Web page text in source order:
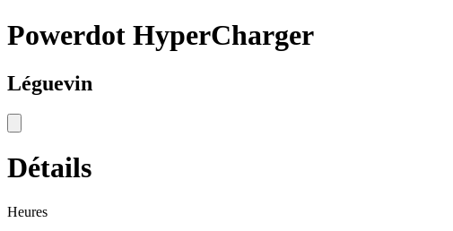
Powerdot HyperCharger
Léguevin
Détails
Heures